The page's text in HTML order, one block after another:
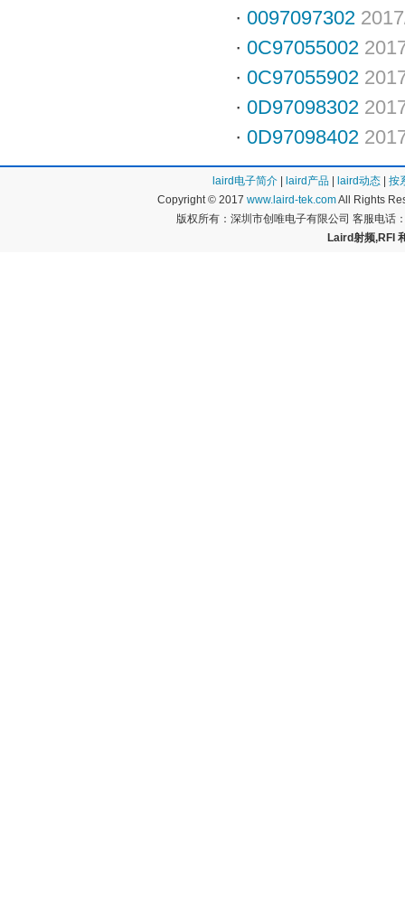
· 0097097302
· 0C97055002
· 0C97055902
· 0D97098302
· 0D97098402
laird电子简介 laird产品 laird动态
按
Copyright © 2017 www.laird-tek.comAll Rights
版权所有：深圳市创唯电子有限公司 客服电话
Laird射频,RFI